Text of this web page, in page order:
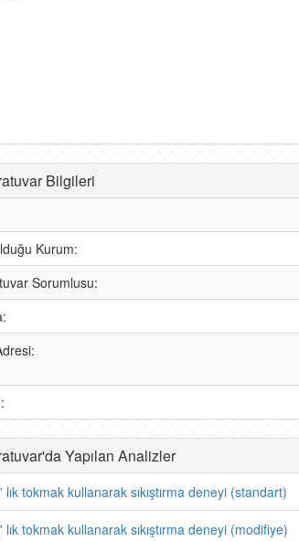
Bilgileri
Kurum:
Sorumlusu:
Yapılan Analizler
lık tokmak kullanarak sıkıştırma deneyi (standart)
lık tokmak kullanarak sıkıştırma deneyi (modifiye)